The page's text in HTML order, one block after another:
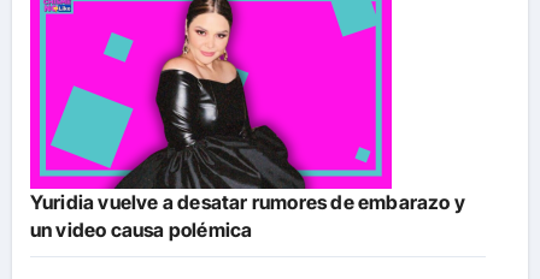
Yuridia vuelve a desatar rumores de embarazo y
un video causa polémica